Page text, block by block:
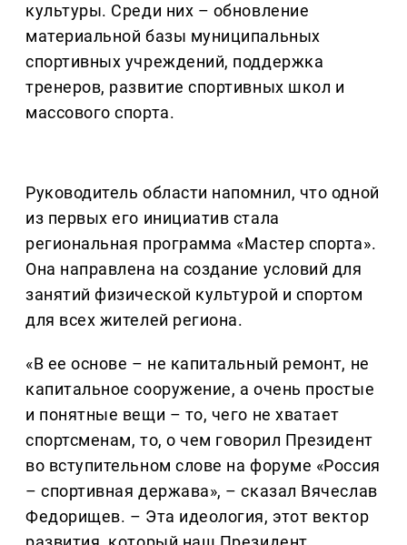
культуры. Среди них – обновление
материальной базы муниципальных
спортивных учреждений, поддержка
тренеров, развитие спортивных школ и
массового спорта.
Руководитель области напомнил, что одной
из первых его инициатив стала
региональная программа «Мастер спорта».
Она направлена на создание условий для
занятий физической культурой и спортом
для всех жителей региона.
«В ее основе – не капитальный ремонт, не
капитальное сооружение, а очень простые
и понятные вещи – то, чего не хватает
спортсменам, то, о чем говорил Президент
во вступительном слове на форуме «Россия
– спортивная держава», – сказал Вячеслав
Федорищев. – Эта идеология, этот вектор